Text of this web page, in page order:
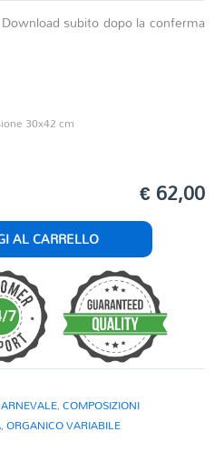
subito dopo la conferma
30x42 cm
€ 62,00
AL CARRELLO
,COMPOSIZIONI
,ORGANICO VARIABILE